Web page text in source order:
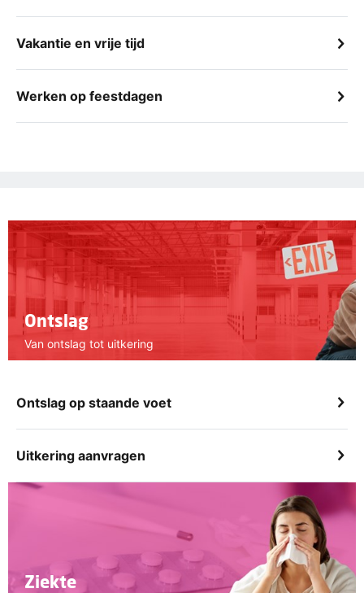
Vakantie en vrije tijd
Werken op feestdagen
Ontslag
Van ontslag tot uitkering
Ontslag op staande voet
Uitkering aanvragen
Ziekte